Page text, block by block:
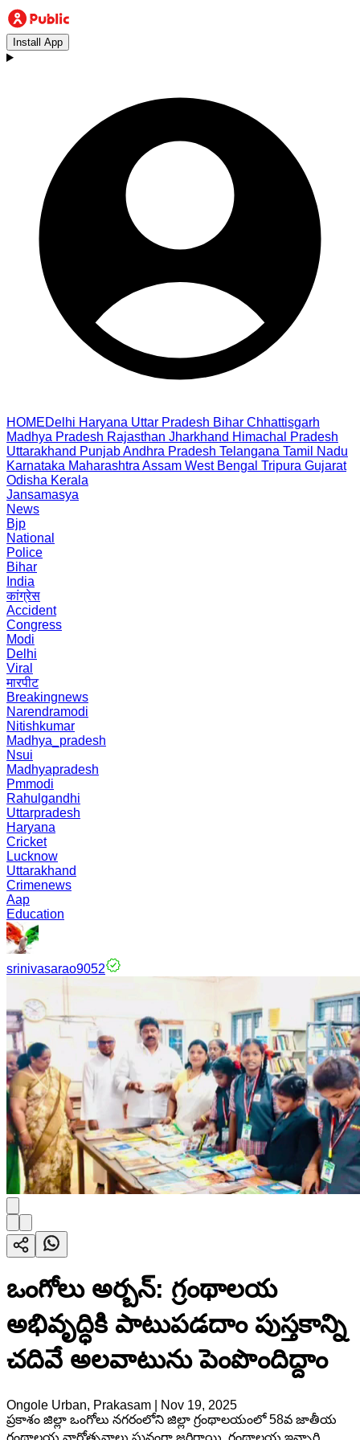
Install App
HOMEDelhi Haryana Uttar Pradesh Bihar Chhattisgarh
Madhya Pradesh Rajasthan Jharkhand Himachal Pradesh
Uttarakhand PunjabAndhra Pradesh Telangana Tamil Nadu
Karnataka Maharashtra Assam West Bengal Tripura Gujarat
Odisha Kerala
Jansamasya
News
Bjp
National
Police
Bihar
India
कांग्रेस
Accident
Congress
Modi
Delhi
Viral
मारपीट
Breakingnews
Narendramodi
Nitishkumar
Madhya_pradesh
Nsui
Madhyapradesh
Pmmodi
Rahulgandhi
Uttarpradesh
Haryana
Cricket
Lucknow
Uttarakhand
Crimenews
Aap
Education
srinivasarao9052
ఒంగోలు అర్బన్: గ్రంథాలయ
అభివృద్ధికి పాటుపడదాం పుస్తకాన్ని
చదివే అలవాటును పెంపొందిద్దాం
Ongole Urban, Prakasam
Nov 19, 2025
ప్రకాశం జిల్లా ఒంగోలు నగరంలోని జిల్లా గ్రంథాలయంలో 58వ జాతీయ
గ్రంథాలయ వారోత్సవాలు ఘనంగా జరిగాయి. గ్రంథాలయ ఇన్చార్జి